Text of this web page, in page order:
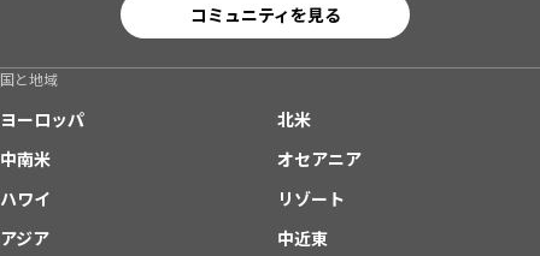
コミュニティを見る
国と地域
ヨーロッパ
北米
中南米
オセアニア
ハワイ
リゾート
アジア
中近東